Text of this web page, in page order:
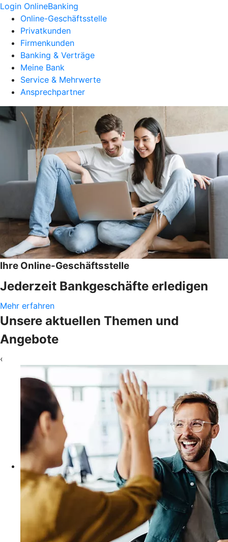
Login OnlineBanking
Online-Geschäftsstelle
Privatkunden
Firmenkunden
Banking & Verträge
Meine Bank
Service & Mehrwerte
Ansprechpartner
Ihre Online-Geschäftsstelle
Jederzeit Bankgeschäfte erledigen
Mehr erfahren
Unsere aktuellen Themen und
Angebote
‹